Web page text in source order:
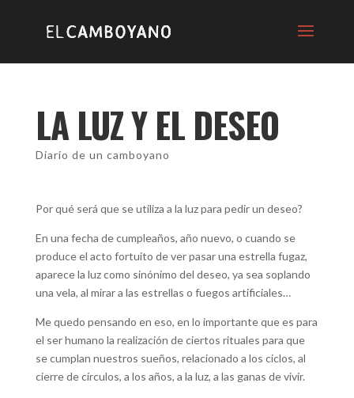
LA LUZ Y EL DESEO
Diario de un camboyano
Por qué será que se utiliza a la luz para pedir un deseo?
En una fecha de cumpleaños, año nuevo, o cuando se
produce el acto fortuito de ver pasar una estrella fugaz,
aparece la luz como sinónimo del deseo, ya sea soplando
una vela, al mirar a las estrellas o fuegos artificiales…
Mequedo pensando en eso, en lo importante que es para
el ser humano la realización de ciertos rituales para que
se cumplan nuestros sueños, relacionado a los ciclos, al
cierre de círculos, a los años, a la luz, a las ganas de vivir.